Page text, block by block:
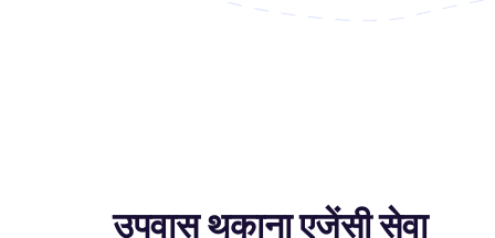
उपवास थकाना एजेंसी सेवा